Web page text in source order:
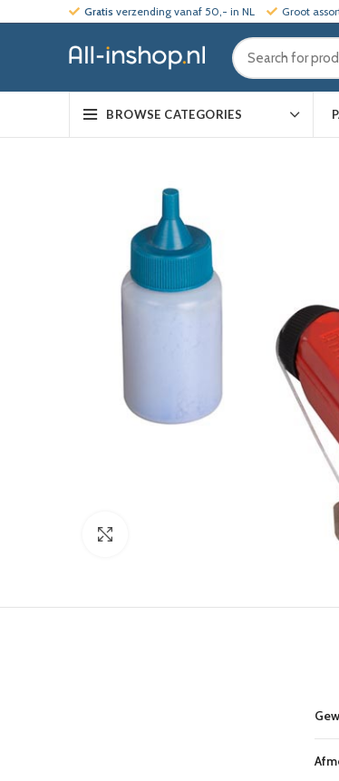
Gratis verzending vanaf 50,- in NL Groot
BROWSE CATEGORIES